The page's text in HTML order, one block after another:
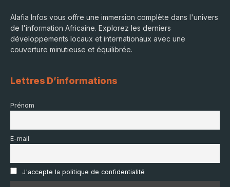
Alafia Infos vous offre une immersion complète dans l'univers
de l'information Africaine. Explorez les derniers
développements locaux et internationaux avec une
couverture minutieuse et équilibrée.
Lettres D’informations
Prénom
E-mail
J'accepte la politique de confidentialité